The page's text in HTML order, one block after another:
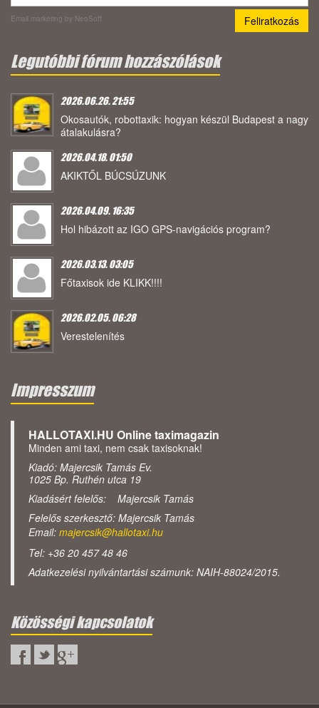
Email marketing by NeoSoft
Legutóbbi fórum hozzászólások
2026.06.26. 21:55
Okosautók, robottaxik: hogyan készül Budapest a nagy
átalakulásra?
2026.04.18. 01:50
AKIKTŐL BÚCSÚZUNK
2026.04.09. 16:35
Hol hibázott az IGO GPS-navigációs program?
2026.03.13. 03:05
Főtaxisok ide KLIKK!!!!
2026.02.05. 06:28
Verestelenítés
Impresszum
HALLOTAXI.HU Online taximagazin
Minden ami taxi, nem csak taxisoknak!
Kiadó: Majercsik Tamás Ev.
1025 Bp. Ruthén utca 19
Kiadásért felelős: Majercsik Tamás
Felelős szerkesztő: Majercsik Tamás
Email: majercsik@hallotaxi.hu
Tel: +36 20 457 48 46
Adatkezelési nyilvántartási számunk: NAIH-88024/2015.
Közösségi kapcsolatok